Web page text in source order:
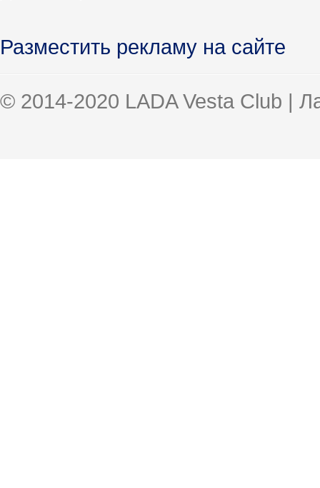
Разместить рекламу на сайте
© 2014-2020 LADA Vesta Club |